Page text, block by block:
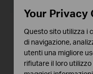
Enhancements:
1. Adapted VIGI
certification.
Bug Fixes:
Your Privacy
Questo sito utilizza i
di navigazione,
utenti una migliore
rifiutare il loro